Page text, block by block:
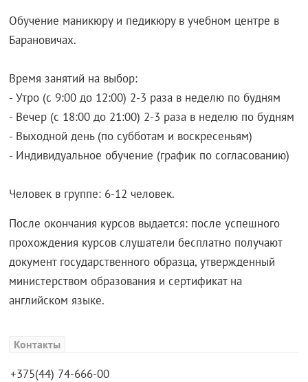
Обучение маникюру и педикюру в учебном центре в
Барановичах.
Время занятий на выбор:
- Утро (с 9:00 до 12:00) 2-3 раза в неделю по будням
- Вечер (с 18:00 до 21:00) 2-3 раза в неделю по будням
- Выходной день (по субботам и воскресеньям)
- Индивидуальное обучение (график по согласованию)
Человек в группе: 6-12 человек.
После окончания курсов выдается: после успешного
прохождения курсов слушатели бесплатно получают
документ государственного образца, утвержденный
министерством образования и сертификат на
английском языке.
Контакты
+375(44) 74-666-00